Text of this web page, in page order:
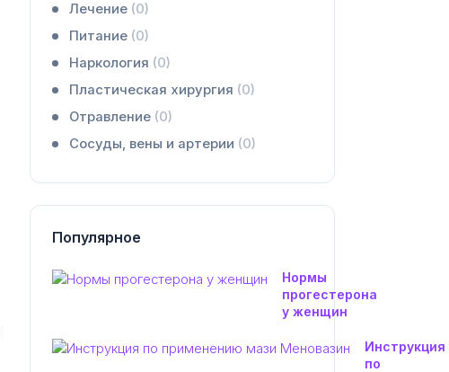
Лечение (0)
Питание (0)
Наркология (0)
Пластическая хирургия (0)
Отравление (0)
Сосуды, вены и артерии (0)
Популярное
Нормы
прогестерона
у женщин
Инструкция
по